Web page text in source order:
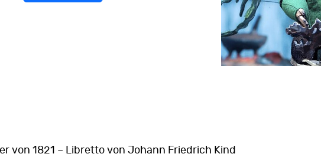
von 1821 – Libretto von Johann Friedrich Kind